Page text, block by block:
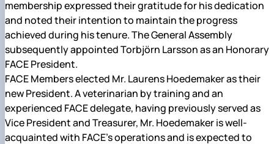
membership expressed their gratitude for his dedication
and noted their intention to maintain the progress
achieved during his tenure. The General Assembly
subsequently appointed Torbjörn Larsson as an Honorary
FACE President.
FACE Members elected Mr. Laurens Hoedemaker as their
new President. A veterinarian by training and an
experienced FACE delegate, having previously served as
Vice President and Treasurer, Mr. Hoedemaker is well-
acquainted with FACE’s operations and is expected to